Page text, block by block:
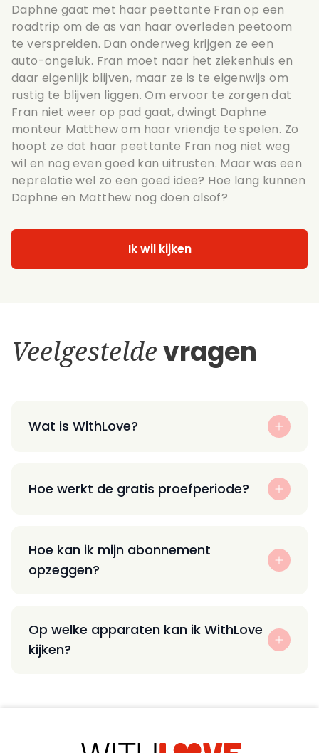
Daphne gaat met haar peettante Fran op een
roadtrip om de as van haar overleden peetoom
te verspreiden. Dan onderweg krijgen ze een
auto-ongeluk. Fran moet naar het ziekenhuis en
daar eigenlijk blijven, maar ze is te eigenwijs om
rustig te blijven liggen. Om ervoor te zorgen dat
Fran niet weer op pad gaat, dwingt Daphne
monteur Matthew om haar vriendje te spelen. Zo
hoopt ze dat haar peettante Fran nog niet weg
wil en nog even goed kan uitrusten. Maar was een
neprelatie wel zo een goed idee? Hoe lang kunnen
Daphne en Matthew nog doen alsof?
Ik wil kijken
Veelgesteldevragen
Wat is WithLove?
Hoe werkt de gratis proefperiode?
Hoe kan ik mijn abonnement
opzeggen?
Op welke apparaten kan ik WithLove
kijken?